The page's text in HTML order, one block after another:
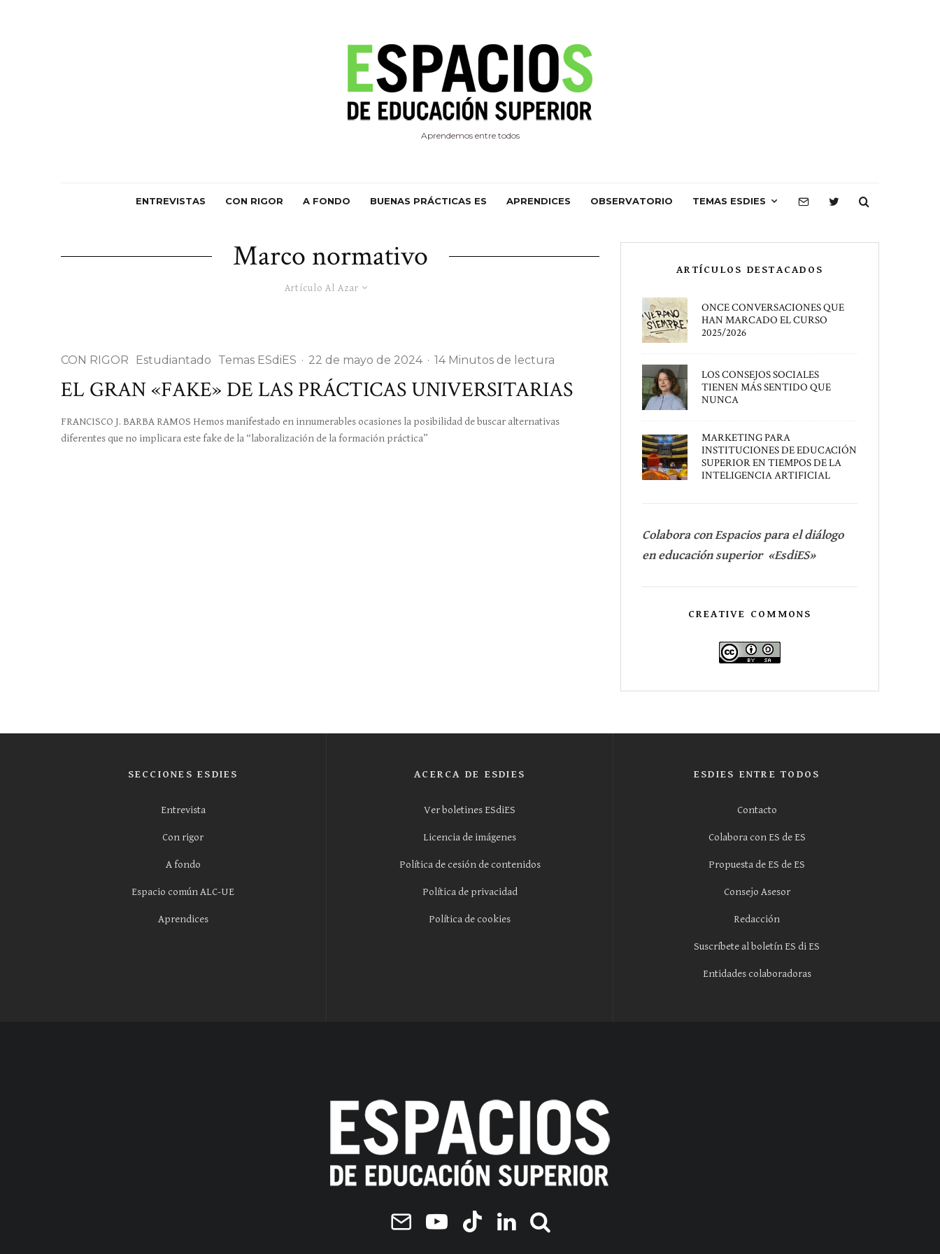
Aprendemos entre todos
ENTREVISTAS CON RIGOR A FONDO BUENAS PRÁCTICAS ES APRENDICES OBSERVATORIO TEMAS ESDIES
Marco normativo
Artículo Al Azar
CON RIGOR Estudiantado Temas ESdiES · 22 de mayo de 2024 · 14 Minutos de lectura
EL GRAN «FAKE» DE LAS PRÁCTICAS UNIVERSITARIAS
FRANCISCO J. BARBA RAMOS Hemos manifestado en innumerables ocasiones la posibilidad de buscar alternativas
diferentes que no implicara este fake de la “laboralización de la formación práctica”
ARTÍCULOS DESTACADOS
ONCE CONVERSACIONES QUE
HAN MARCADO EL CURSO
2025/2026
LOS CONSEJOS SOCIALES
TIENEN MÁS SENTIDO QUE
NUNCA
MARKETING PARA
INSTITUCIONES DE EDUCACIÓN
SUPERIOR EN TIEMPOS DE LA
INTELIGENCIA ARTIFICIAL
Colabora con Espacios para el diálogo
en educación superior «EsdiES»
CREATIVE COMMONS
SECCIONES ESDIES
Entrevista
Con rigor
A fondo
Espacio común ALC-UE
Aprendices
ACERCA DE ESDIES
Ver boletines ESdiES
Licencia de imágenes
Política de cesión de contenidos
Política de privacidad
Política de cookies
ESDIES ENTRE TODOS
Contacto
Colabora con ES de ES
Propuesta de ES de ES
Consejo Asesor
Redacción
Suscríbete al boletín ES di ES
Entidades colaboradoras